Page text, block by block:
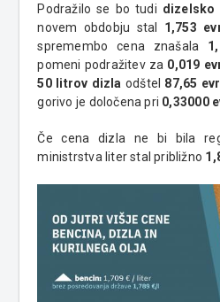
Podražilo se bo tudi dizelsko
novem obdobju stal 1,753
spremembo cena znašala
pomeni podražitev za 0,019
50 litrov dizla odštel 87,65
gorivo je določena pri 0,33000
Če cena dizla ne bi bila
ministrstva liter stal približno